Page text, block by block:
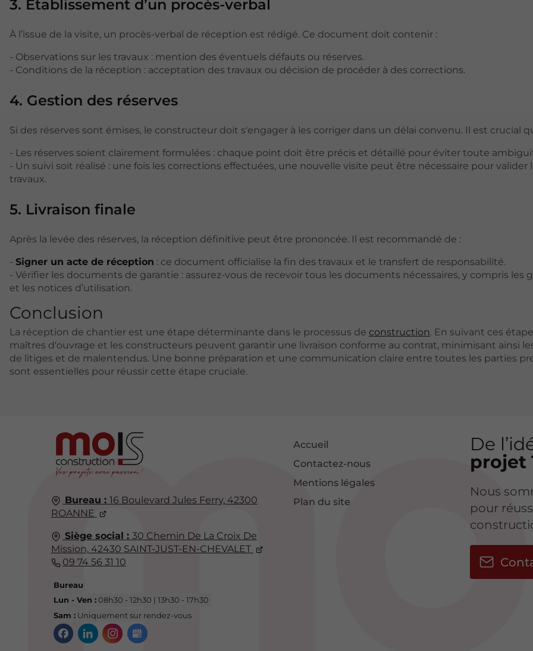
3. Établissement d’un procès-verbal
À l’issue de la visite, un procès-verbal de réception est rédigé. Ce document doit contenir :
- Observations sur les travaux : mention des éventuels défauts ou réserves.
- Conditions de la réception : acceptation des travaux ou décision de procéder à des corrections.
4. Gestion des réserves
Si des réserves sont émises, le constructeur doit s'engager à les corriger dans un délai convenu. Il est crucial
- Les réserves soient clairement formulées : chaque point doit être précis et détaillé pour éviter toute
- Un suivi soit réalisé : une fois les corrections effectuées, une nouvelle visite peut être nécessaire pour valider
travaux.
5. Livraison finale
Après la levée des réserves, la réception définitive peut être prononcée. Il est recommandé de :
- Signer un acte de réception : ce document officialise la fin des travaux et le transfert de responsabilité.
- Vérifier les documents de garantie : assurez-vous de recevoir tous les documents nécessaires, y compris les
et les notices d’utilisation.
Conclusion
La réception de chantier est une étape déterminante dans le processus de construction. En suivant ces
maîtres d'ouvrage et les constructeurs peuvent garantir une livraison conforme au contrat, minimisant ainsi
de litiges et de malentendus. Une bonne préparation et une communication claire entre toutes les parties
sont essentielles pour réussir cette étape cruciale.
Bureau : 16 Boulevard Jules Ferry, 42300
ROANNE
Siège social : 30 Chemin De La Croix De
Mission, 42430 SAINT-JUST-EN-CHEVALET
09 74 56 31 10
Bureau
Lun - Ven :08h30 - 12h30 | 13h30 - 17h30
Sam :Uniquement sur rendez-vous
Accueil
Contactez-nous
Mentions légales
Plan du site
De
projet
Nous
pour